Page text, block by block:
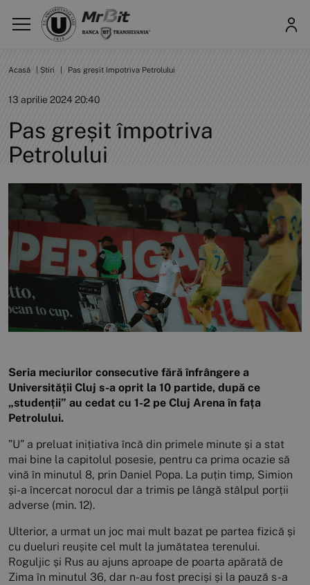
Acasă Știri Pas greșit împotriva Petrolului
13 aprilie 2024 20:40
Pas greșit împotriva
Petrolului
Seria meciurilor consecutive fără înfrângere a
Universității Cluj s-a oprit la 10 partide, după ce
„studenții” au cedat cu 1-2 pe Cluj Arena în fața
Petrolului.
”U” a preluat inițiativa încă din primele minute și a stat
mai bine la capitolul posesie, pentru ca prima ocazie să
vină în minutul 8, prin Daniel Popa. La puțin timp, Simion
și-a încercat norocul dar a trimis pe lângă stâlpul porții
adverse (min. 12).
Ulterior, a urmat un joc mai mult bazat pe partea fizică și
cu dueluri reușite cel mult la jumătatea terenului.
Roguljic și Rus au ajuns aproape de poarta apărată de
Zima în minutul 36, dar n-au fost preciși și la pauză s-a